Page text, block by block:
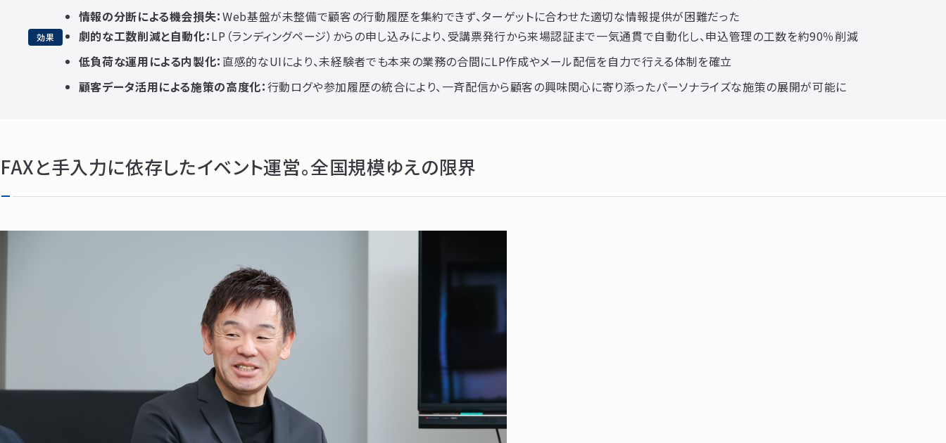
情報の分断による機会損失：Web基盤が未整備で顧客の行動履歴を集約できず、ターゲットに合わせた適切な情報提供が困難だった
効果 劇的な工数削減と自動化：LP（ランディングページ）からの申し込みにより、受講票発行から来場認証まで一気通貫で自動化し、申込管理の工数を約90％削減
低負荷な運用による内製化： 直感的なUIにより、未経験者でも本来の業務の合間にLP作成やメール配信を自力で行える体制を確立
顧客データ活用による施策の高度化：行動ログや参加履歴の統合により、一斉配信から顧客の興味関心に寄り添ったパーソナライズな施策の展開が可能に
FAXと手入力に依存したイベント運営。全国規模ゆえの限界